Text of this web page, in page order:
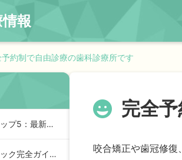
報
予約制で自由診療の歯科診療所です
完全
咬合矯正や歯冠修復
練馬区で評判の良い皮膚科トップ5：最新2026年版ガイド
春日井市で評判の内科クリニック完全ガイド【2024年最新版】…